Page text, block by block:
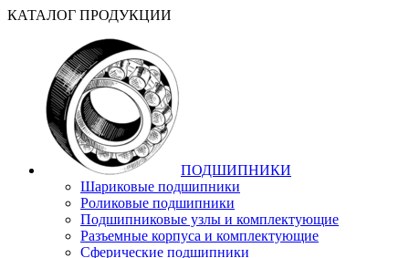
КАТАЛОГ ПРОДУКЦИИ
ПОДШИПНИКИ
Шариковые подшипники
Роликовые подшипники
Подшипниковые узлы и комплектующие
Разъемные корпуса и комплектующие
Сферические подшипники